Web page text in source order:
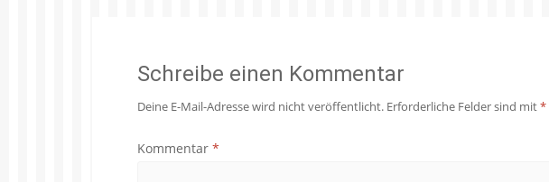
Schreibe einen Kommentar
Deine E-Mail-Adresse wird nicht veröffentlicht. Erforderliche Felder sind mit*
Kommentar *